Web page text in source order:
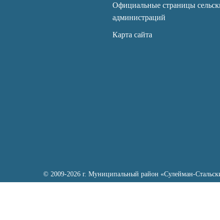
Официальные страницы
администраций
Карта сайта
© 2009-2026 г. Муниципальный район «Сулейман-